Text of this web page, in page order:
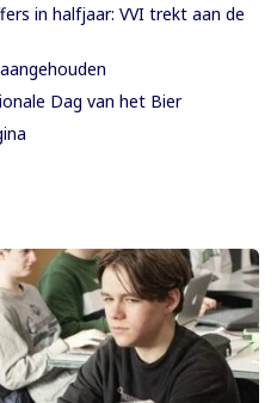
in halfjaar: VVI trekt aan de
Dag van het Bier